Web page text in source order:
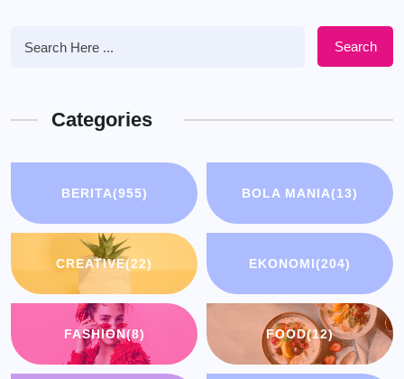
Search
Categories
BERITA(955) BOLA MANIA(13)
CREATIVE(22) EKONOMI(204)
FASHION(8) FOOD(12)